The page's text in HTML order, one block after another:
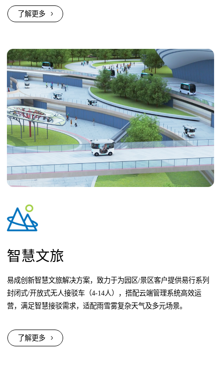
了解更多
智慧文旅
易成创新智慧文旅解决方案，致力于为园区/景区客户提供易行系列
封闭式/开放式无人接驳车（4-14人），搭配云端管理系统高效运
营，满足智慧接驳需求，适配雨雪雾复杂天气及多元场景。
了解更多